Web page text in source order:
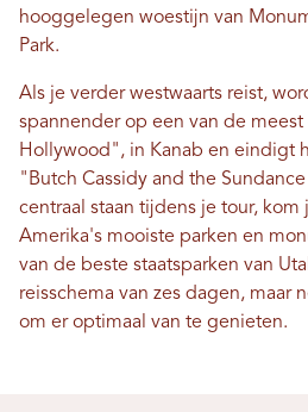
hooggelegen woestijn van
Park.
Als je verder westwaarts reist,
spannender op een van de
Hollywood", in Kanab en eindigt
"Butch Cassidy and the
centraal staan ​​tijdens je tour, kom
Amerika's mooiste parken en
van de beste staatsparken van
reisschema van zes dagen, maar
om er optimaal van te genieten.